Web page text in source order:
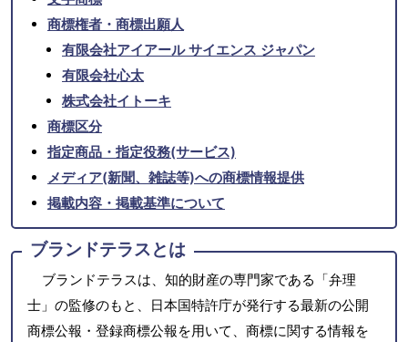
商標権者・商標出願人
有限会社アイアール サイエンス ジャパン
有限会社心太
株式会社イトーキ
商標区分
指定商品・指定役務(サービス)
メディア(新聞、雑誌等)への商標情報提供
掲載内容・掲載基準について
ブランドテラスとは
ブランドテラスは、知的財産の専門家である「弁理
士」の監修のもと、日本国特許庁が発行する最新の公開
商標公報・登録商標公報を用いて、商標に関する情報を